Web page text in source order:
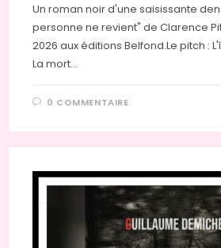
Un roman noir d'une saisissante
personne ne revient" de Clarence
2026 aux éditions Belfond.Le pitch :
La mort…
0 COMMENTAIRE